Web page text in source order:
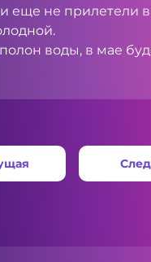
еще не прилетели
воды, в мае